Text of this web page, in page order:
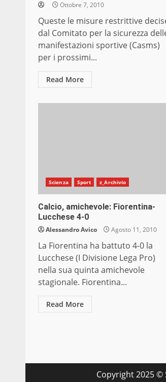
Ottobre 7, 2010
Queste le misure restrittive
dal Comitato per la sicurezza
manifestazioni sportive (Casms)
per i prossimi...
Read More
Scienza Sport z_Archivio
Calcio, amichevole: Fiorentina-
Lucchese 4-0
Alessandro Avico Agosto 11, 2010
La Fiorentina ha battuto 4-0 la
Lucchese (I Divisione Lega Pro)
nella sua quinta amichevole
stagionale. Fiorentina...
Read More
Copyright 2025 ©